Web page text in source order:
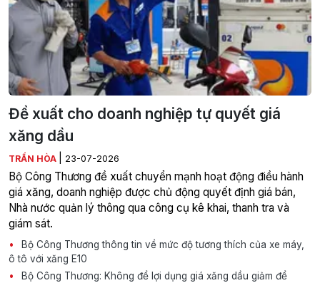
Đề xuất cho doanh nghiệp tự quyết giá
xăng dầu
TRẦN HÒA 23-07-2026
Bộ Công Thương đề xuất chuyển mạnh hoạt động điều hành
giá xăng, doanh nghiệp được chủ động quyết định giá bán,
Nhà nước quản lý thông qua công cụ kê khai, thanh tra và
giám sát.
Bộ Công Thương thông tin về mức độ tương thích của xe máy,
ô tô với xăng E10
Bộ Công Thương: Không để lợi dụng giá xăng dầu giảm để